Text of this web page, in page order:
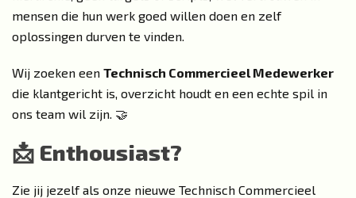
mensen die hun werk goed willen doen en zelf
oplossingen durven te vinden.
Wij zoeken een Technisch Commercieel Medewerker
die klantgericht is, overzicht houdt en een echte spil in
ons team wil zijn. 🤝
📩 Enthousiast?
Zie jij jezelf als onze nieuwe Technisch Commercieel